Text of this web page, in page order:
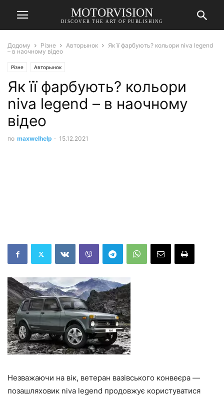
MOTORVISION
DISCOVER THE ART OF PUBLISHING
Додому Різне Авторынок
Як її фарбують? кольори niva legend
– в наочному відео
Різне Авторынок
Як її фарбують? кольори
niva legend – в наочному
відео
по maxwelhelp - 15.12.2021
Незважаючи на вік, ветеран вазівського конвеєра —
позашляховик niva legend продовжує користуватися